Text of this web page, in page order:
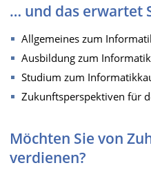
… und das erwartet
Allgemeines zum
Ausbildung zum
Studium zum
Zukunftsperspektiven für
Möchten Sie von
verdienen?